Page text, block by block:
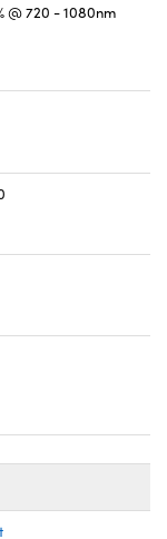
@ 720 - 1080nm